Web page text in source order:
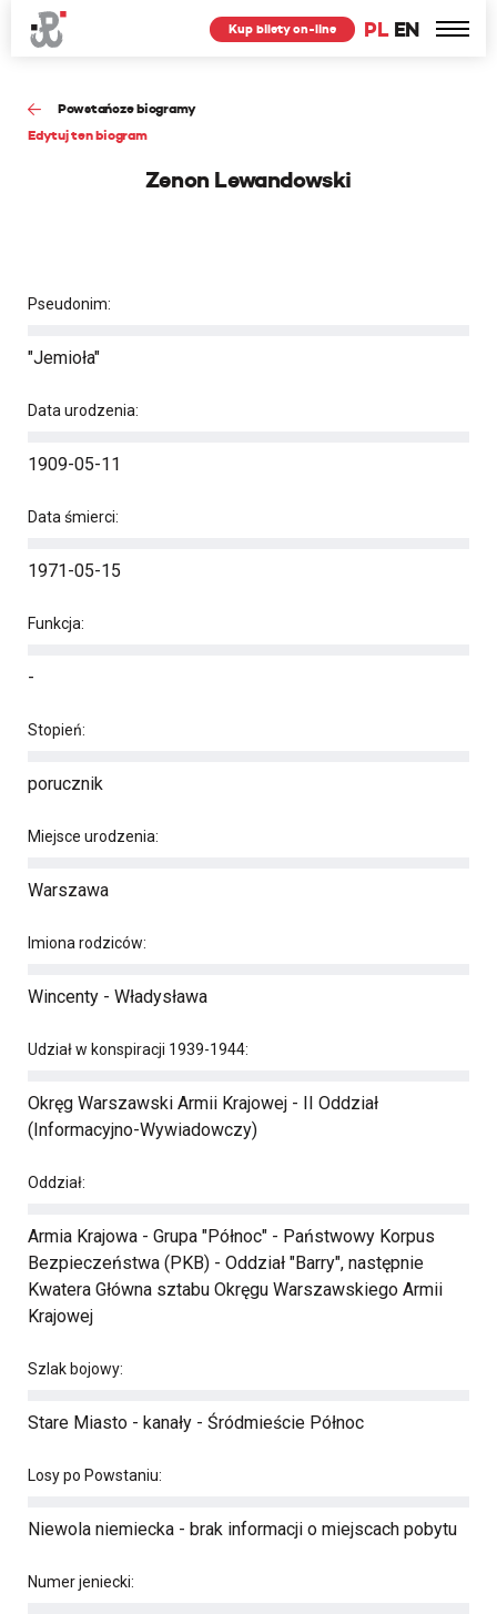
PL EN
Kup bilety on-line
Powstańcze biogramy
Edytuj ten biogram
Zenon Lewandowski
Pseudonim:
"Jemioła"
Data urodzenia:
1909-05-11
Data śmierci:
1971-05-15
Funkcja:
-
Stopień:
porucznik
Miejsce urodzenia:
Warszawa
Imiona rodziców:
Wincenty - Władysława
Udział w konspiracji 1939-1944:
Okręg Warszawski Armii Krajowej - II Oddział
(Informacyjno-Wywiadowczy)
Oddział:
Armia Krajowa - Grupa "Północ" - Państwowy Korpus
Bezpieczeństwa (PKB) - Oddział "Barry", następnie
Kwatera Główna sztabu Okręgu Warszawskiego Armii
Krajowej
Szlak bojowy:
Stare Miasto - kanały - Śródmieście Północ
Losy po Powstaniu:
Niewola niemiecka - brak informacji o miejscach pobytu
Numer jeniecki: